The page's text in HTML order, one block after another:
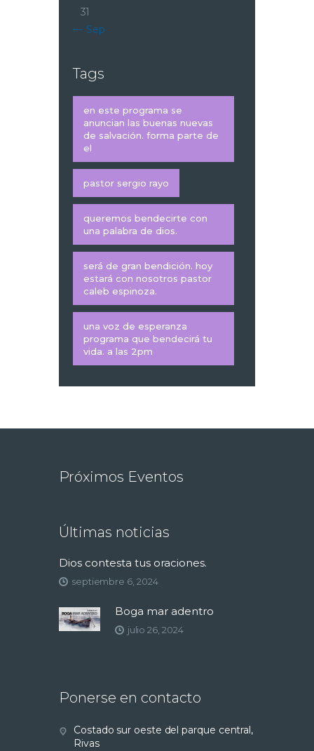
31
« Sep
Tags
en este programa se
anuncian las buenas nuevas
de salvación. forma parte de
el
pastor sergio rayo
queremos bendecirte con
una palabra de dios.
será de gran bendición. hoy
estará con nosotros pastor
caleb espinoza.
una voz de esperanza
programa que bendecirá tu
vida. a las 2pm
Próximos Eventos
Últimas noticias
Dios contesta tus oraciones.
septiembre 6, 2024
Boga mar adentro
julio 26, 2024
Ponerse en contacto
Costado sur oeste del parque central,
Rivas